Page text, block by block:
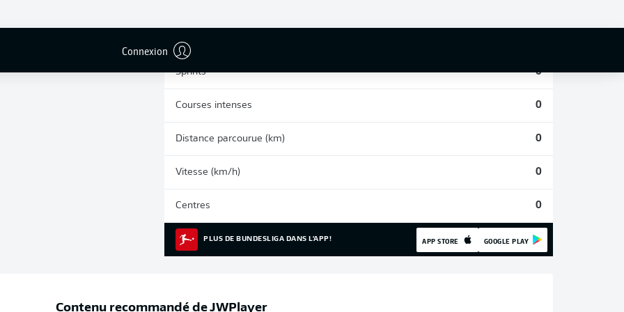
Connexion
Sprints 0
Courses intenses 0
Distance parcourue (km) 0
Vitesse (km/h) 0
Centres 0
PLUS DE BUNDESLIGA DANS L'APP! APP STORE GOOGLE PLAY
Contenu recommandé deJWPlayer